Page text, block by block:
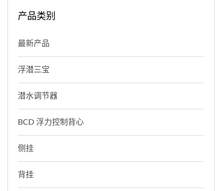
产品类别
最新产品
浮潜三宝
潜水调节器
BCD 浮力控制背心
侧挂
背挂